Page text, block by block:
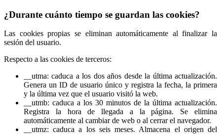
¿Durante cuánto tiempo se guardan las cookies?
Las cookies propias se eliminan automáticamente al finalizar la
sesión del usuario.
Respecto a las cookies de terceros:
__utma: caduca a los dos años desde la última actualización.
Genera un ID de usuario único y registra la fecha, la primera
y la última vez que el usuario visitó la web.
__utmb: caduca a los 30 minutos de la última actualización.
Registra la hora de llegada a la página. Se elimina
automáticamente al cambiar de web o al cerrar el navegador.
__utmz: caduca a los seis meses. Almacena el origen del